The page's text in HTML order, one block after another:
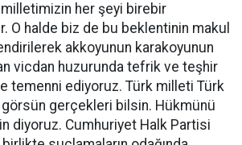
milletimizin her şeyi birebir
O halde biz de bu beklentinin makul
akkoyunun karakoyunun
vicdan huzurunda tefrik ve teşhir
temenni ediyoruz. Türk milleti Türk
gerçekleri bilsin. Hükmünü
diyoruz. Cumhuriyet Halk Partisi